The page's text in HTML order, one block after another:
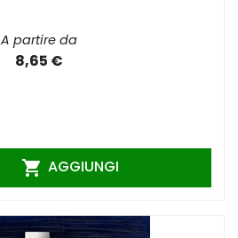
A partire da
8,65 €
 AGGIUNGI